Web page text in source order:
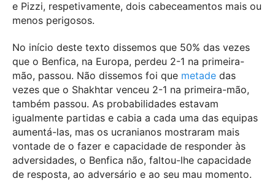
e Pizzi, respetivamente, dois cabeceamentos mais ou
menos perigosos.
No início deste texto dissemos que 50% das vezes
que o Benfica, na Europa, perdeu 2-1 na primeira-
mão, passou. Não dissemos foi que metade das
vezes que o Shakhtar venceu 2-1 na primeira-mão,
também passou. As probabilidades estavam
igualmente partidas e cabia a cada uma das equipas
aumentá-las, mas os ucranianos mostraram mais
vontade de o fazer e capacidade de responder às
adversidades, o Benfica não, faltou-lhe capacidade
de resposta, ao adversário e ao seu mau momento.